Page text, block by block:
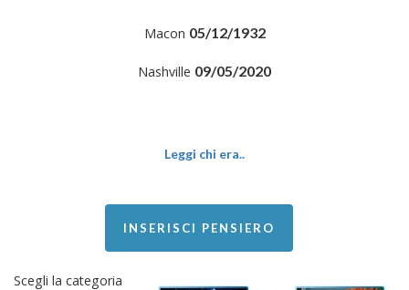
Macon 05/12/1932
Nashville 09/05/2020
Leggi chi era..
INSERISCI PENSIERO
Scegli la categoria